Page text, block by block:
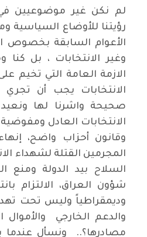
لم نكن غير موضوعيين في
رؤيتنا للأوضاع السياسية
الأعوام السابقة بخصوص
وغير الانتخابات ، بل كنا
الازمة العامة التي تخيم
الانتخابات يجب أن تجري
صحيحة واشرنا لها ونعيد
الانتخابات العادل
وقانون أحزاب واضح،
المجرمين القتلة لشهداء
السلاح بيد الدولة ومنع
شؤون العراق، الالتزام
وديمقراطياً وليس تحت
والدعم الخارجي
مصادرها؟.. ونسأل عندما